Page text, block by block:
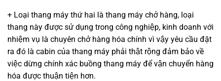
+ Loại thang máy thứ hai là thang máy chở hàng, loại
thang này được sử dụng trong công nghiệp, kinh doanh với
nhiệm vụ là chuyên chở hàng hóa chính vì vậy yêu cầu đặt
ra đó là cabin của thang máy phải thật rộng đảm bảo về
việc dừng chính xác buồng thang máy để vận chuyển hàng
hóa được thuận tiện hơn.